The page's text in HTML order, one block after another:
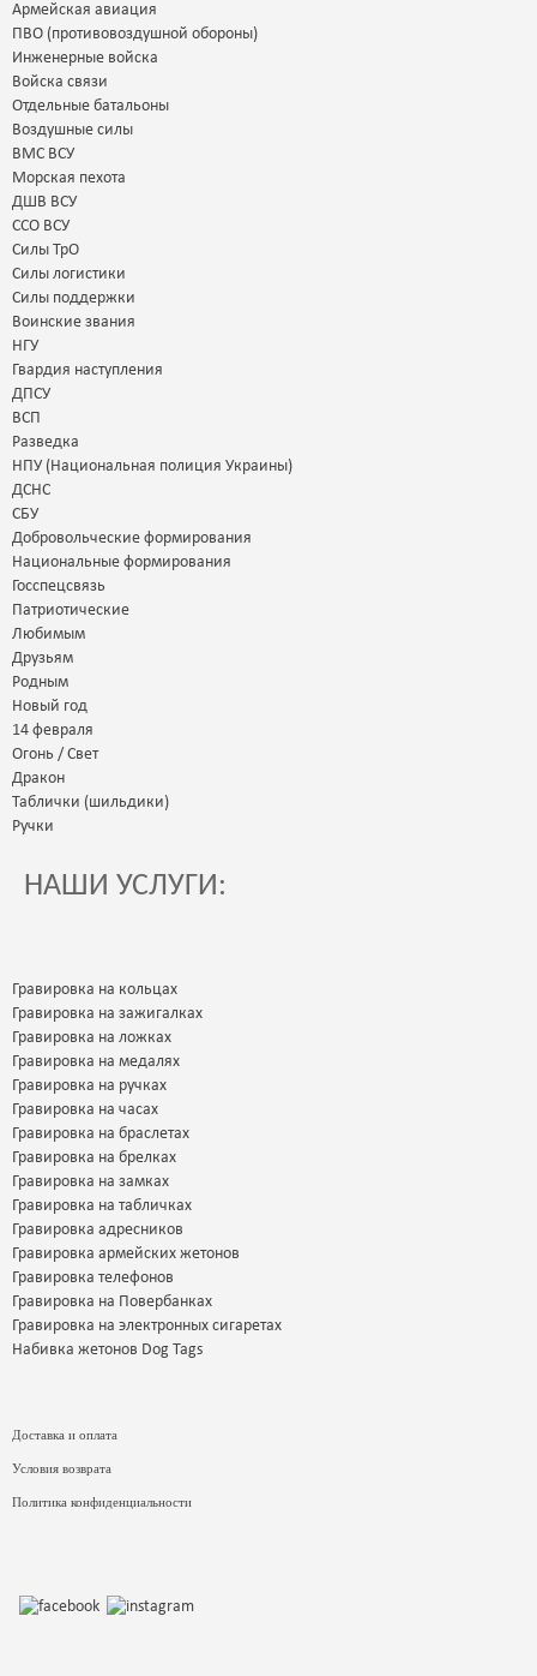
Армейская авиация
ПВО (противовоздушной обороны)
Инженерные войска
Войска связи
Отдельные батальоны
Воздушные силы
ВМС ВСУ
Морская пехота
ДШВ ВСУ
ССО ВСУ
Силы ТрО
Силы логистики
Силы поддержки
Воинские звания
НГУ
Гвардия наступления
ДПСУ
ВСП
Разведка
НПУ (Национальная полиция Украины)
ДСНС
СБУ
Добровольческие формирования
Национальные формирования
Госспецсвязь
Патриотические
Любимым
Друзьям
Родным
Новый год
14 февраля
Огонь / Свет
Дракон
Таблички (шильдики)
Ручки
НАШИ УСЛУГИ:
Гравировка на кольцах
Гравировка на зажигалках
Гравировка на ложках
Гравировка на медалях
Гравировка на ручках
Гравировка на часах
Гравировка на браслетах
Гравировка на брелках
Гравировка на замках
Гравировка на табличках
Гравировка адресников
Гравировка армейских жетонов
Гравировка телефонов
Гравировка на Повербанках
Гравировка на электронных сигаретах
Набивка жетонов Dog Tags
Доставка и оплата
Условия возврата
Политика конфиденциальности